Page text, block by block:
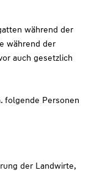
während der
während der
auch gesetzlich
folgende Personen
der Landwirte,